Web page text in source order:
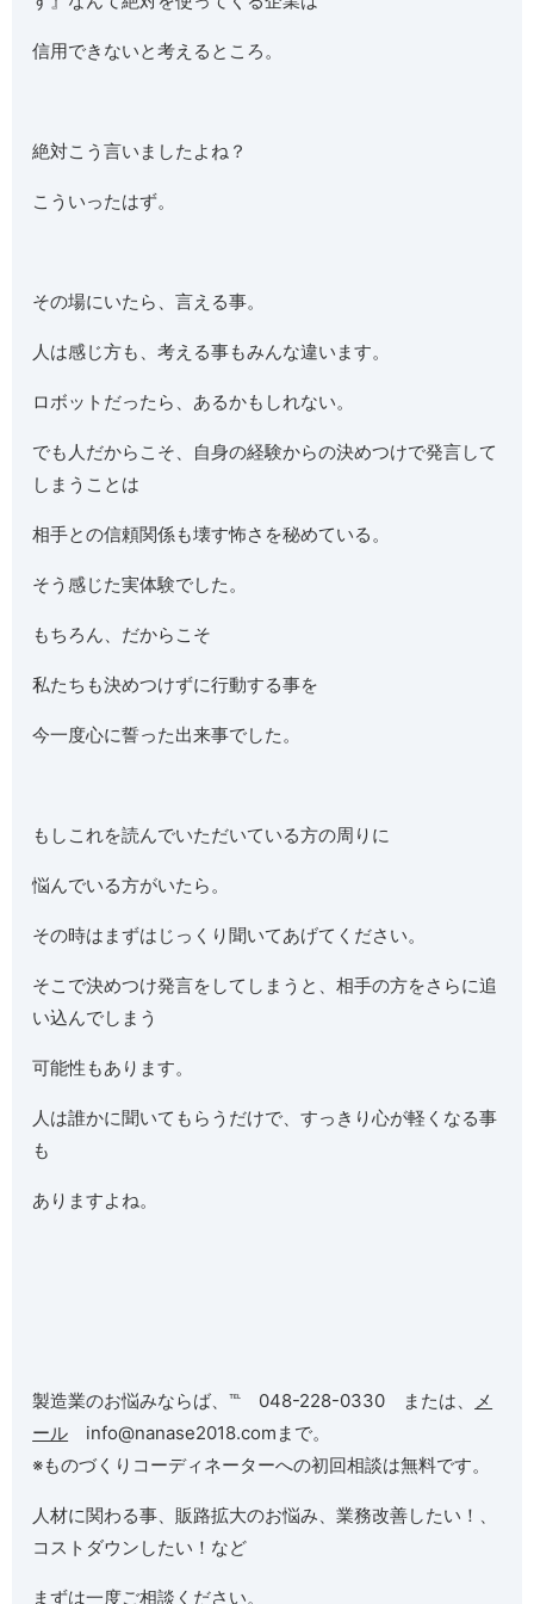
信用できないと考えるところ。
絶対こう言いましたよね？
こういったはず。
その場にいたら、言える事。
人は感じ方も、考える事もみんな違います。
ロボットだったら、あるかもしれない。
でも人だからこそ、自身の経験からの決めつけで発言して
しまうことは
相手との信頼関係も壊す怖さを秘めている。
そう感じた実体験でした。
もちろん、だからこそ
私たちも決めつけずに行動する事を
今一度心に誓った出来事でした。
もしこれを読んでいただいている方の周りに
悩んでいる方がいたら。
その時はまずはじっくり聞いてあげてください。
そこで決めつけ発言をしてしまうと、相手の方をさらに追
い込んでしまう
可能性もあります。
人は誰かに聞いてもらうだけで、すっきり心が軽くなる事
も
ありますよね。
製造業のお悩みならば、℡ 048-228-0330 または、 メ
ール info@nanase2018.comまで。
※ものづくりコーディネーターへの初回相談は無料です。
人材に関わる事、販路拡大のお悩み、業務改善したい！、
コストダウンしたい！など
まずは一度ご相談ください。